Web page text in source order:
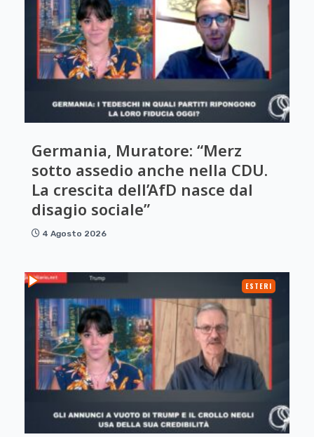
Germania, Muratore: “Merz
sotto assedio anche nella CDU.
La crescita dell’AfD nasce dal
disagio sociale”
4 Agosto 2026
ESTERI